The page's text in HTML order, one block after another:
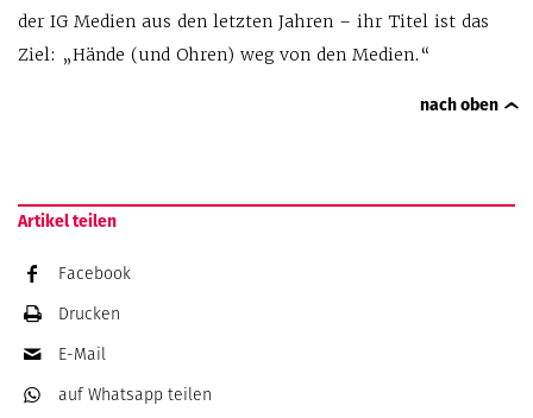
der IG Medien aus den letzten Jahren – ihr Titel ist das
Ziel: „Hände (und Ohren) weg von den Medien.“
nach oben
Artikel teilen
Facebook
Drucken
E-Mail
auf Whatsapp teilen